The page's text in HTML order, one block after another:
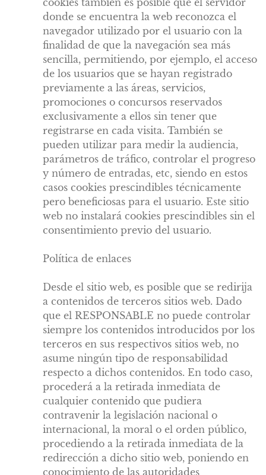
donde se encuentra la web reconozca el
navegador utilizado por el usuario con la
finalidad de que la navegación sea más
sencilla, permitiendo, por ejemplo, el acceso
de los usuarios que se hayan registrado
previamente a las áreas, servicios,
promociones o concursos reservados
exclusivamente a ellos sin tener que
registrarse en cada visita. También se
pueden utilizar para medir la audiencia,
parámetros de tráfico, controlar el progreso
y número de entradas, etc, siendo en estos
casos cookies prescindibles técnicamente
pero beneficiosas para el usuario. Este sitio
web no instalará cookies prescindibles sin el
consentimiento previo del usuario.
Política de enlaces
Desde el sitio web, es posible que se redirija
a contenidos de terceros sitios web. Dado
que el RESPONSABLE no puede controlar
siempre los contenidos introducidos por los
terceros en sus respectivos sitios web, no
asume ningún tipo de responsabilidad
respecto a dichos contenidos. En todo caso,
procederá a la retirada inmediata de
cualquier contenido que pudiera
contravenir la legislación nacional o
internacional, la moral o el orden público,
procediendo a la retirada inmediata de la
redirección a dicho sitio web, poniendo en
conocimiento de las autoridades